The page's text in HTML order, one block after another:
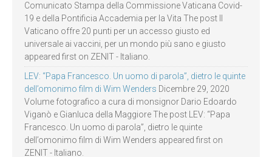
Comunicato Stampa della Commissione Vaticana Covid-
19 e della Pontificia Accademia per la Vita The post Il
Vaticano offre 20 punti per un accesso giusto ed
universale ai vaccini, per un mondo più sano e giusto
appeared first on ZENIT - Italiano.
LEV: “Papa Francesco. Un uomo di parola”, dietro le quinte
dell’omonimo film di Wim Wenders Dicembre 29, 2020
Volume fotografico a cura di monsignor Dario Edoardo
Viganò e Gianluca della Maggiore The post LEV: “Papa
Francesco. Un uomo di parola”, dietro le quinte
dell’omonimo film di Wim Wenders appeared first on
ZENIT - Italiano.